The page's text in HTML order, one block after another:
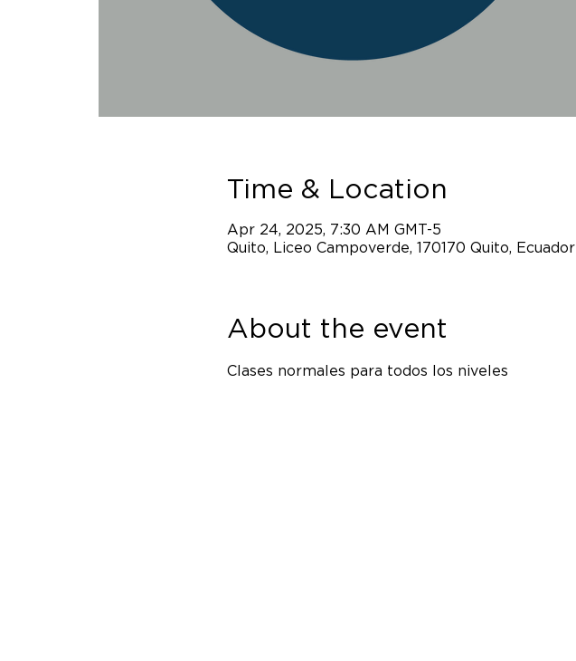
Time & Location
Apr 24, 2025, 7:30 AM GMT-5
Quito, Liceo Campoverde, 170170 Quito, Ecuador
About the event
Clases normales para todos los niveles